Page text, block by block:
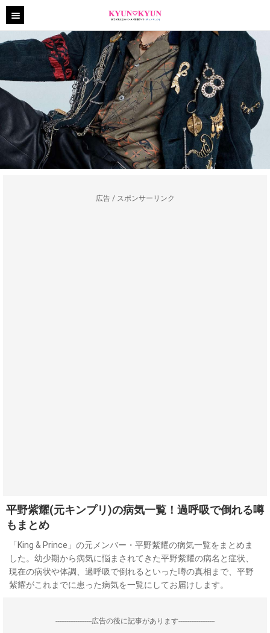
広告 / スポンサーリンク
平野紫耀(元キンプリ)の病気一覧！過呼吸で倒れる噂
もまとめ
「King & Prince」の元メンバー・平野紫耀の病気一覧をまとめま
した。幼少期から病気に悩まされてきた平野紫耀の病名と症状、
現在の病状や体調、過呼吸で倒れるといった噂の真相まで、平野
紫耀がこれまでに患った病気を一覧にしてお届けします。
--------------------広告の後に記事があります--------------------